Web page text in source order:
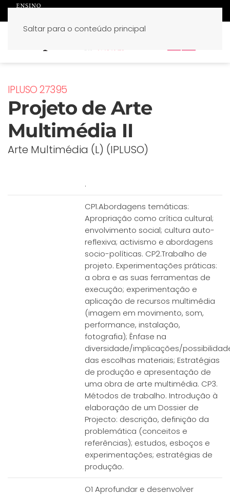
Saltar para o conteúdo principal
IPLUSO 27395
Projeto de Arte
Multimédia II
Arte Multimédia (L) (IPLUSO)
.
CP1.Abordagens temáticas:
Apropriação como crítica cultural;
envolvimento social; cultura auto-
reflexiva; activismo e abordagens
socio-políticas. CP2.Trabalho de
projeto. Experimentações práticas:
a obra e as suas ferramentas de
execução; experimentação e
aplicação de recursos multimédia
(imagem em movimento, som,
performance, instalação,
fotografia); Ênfase na
diversidade/implicações/
das escolhas materiais; Estratégias
de produção e apresentação de
uma obra de arte multimédia. CP3.
Métodos de trabalho. Introdução à
elaboração de um Dossier de
Projecto: descrição, definição da
problemática (conceitos e
referências); estudos, esboços e
experimentações; estratégias de
produção.
O1 Aprofundar e desenvolver